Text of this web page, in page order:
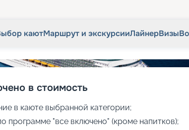
каютМаршрут и экскурсииЛайнерВизы
в стоимость
в каюте выбранной категории;
программе "все включено" (кроме напитков);